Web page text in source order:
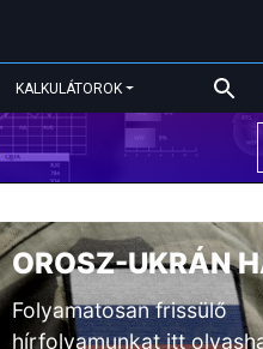
KALKULÁTOROK
OROSZ-UKRÁN
Folyamatosan frissülő
hírfolyamunkat itt